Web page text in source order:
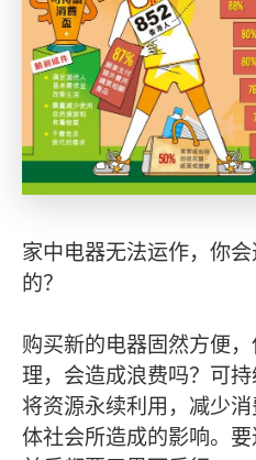
家中电器无法运作，你
的？
购买新的电器固然方便
理，会造成浪费吗？可
将资源永续利用，减少
体社会所造成的影响。